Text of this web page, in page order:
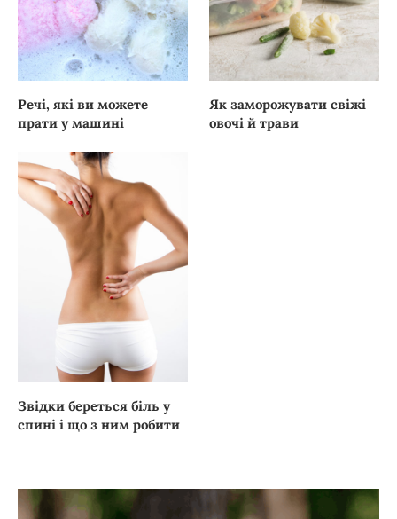
Речі, які ви можете
прати у машині
Як заморожувати свіжі
овочі й трави
Звідки береться біль у
спині і що з ним робити